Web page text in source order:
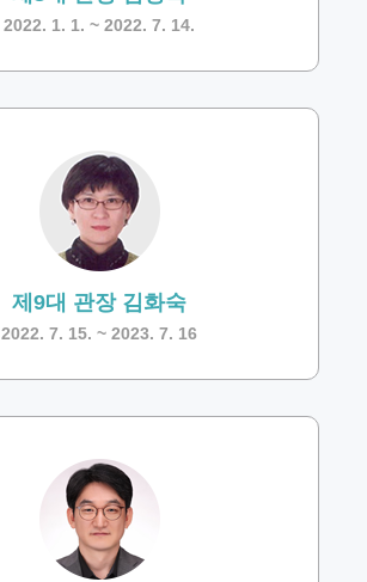
2022. 1. 1. ~ 2022. 7. 14.
제9대 관장 김화숙
2022. 7. 15. ~ 2023. 7. 16